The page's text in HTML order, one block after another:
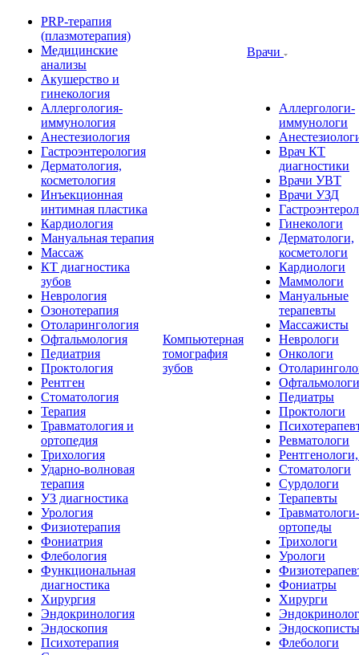
PRP-терапия
(плазмотерапия)
Медицинские
анализы
Акушерство и
гинекология
Аллергология-
иммунология
Анестезиология
Гастроэнтерология
Дерматология,
косметология
Инъекционная
интимная пластика
Кардиология
Мануальная терапия
Массаж
КТ диагностика
зубов
Неврология
Озонотерапия
Отоларингология
Офтальмология
Педиатрия
Проктология
Рентген
Стоматология
Терапия
Травматология и
ортопедия
Трихология
Ударно-волновая
терапия
УЗ диагностика
Урология
Физиотерапия
Фониатрия
Флебология
Функциональная
диагностика
Хирургия
Эндокринология
Эндоскопия
Психотерапия
Компьютерная
томография
зубов
Врачи
Аллергологи-
иммунологи
Врач КТ
диагностики
Врачи УВТ
Врачи УЗД
Гинекологи
Дерматологи,
косметологи
Кардиологи
Маммологи
Мануальные
терапевты
Массажисты
Неврологи
Онкологи
Офтальмологи
Педиатры
Проктологи
Ревматологи
Стоматологи
Сурдологи
Терапевты
Травматологи-
ортопеды
Трихологи
Урологи
Фониатры
Хирурги
Эндоскописты
Флебологи